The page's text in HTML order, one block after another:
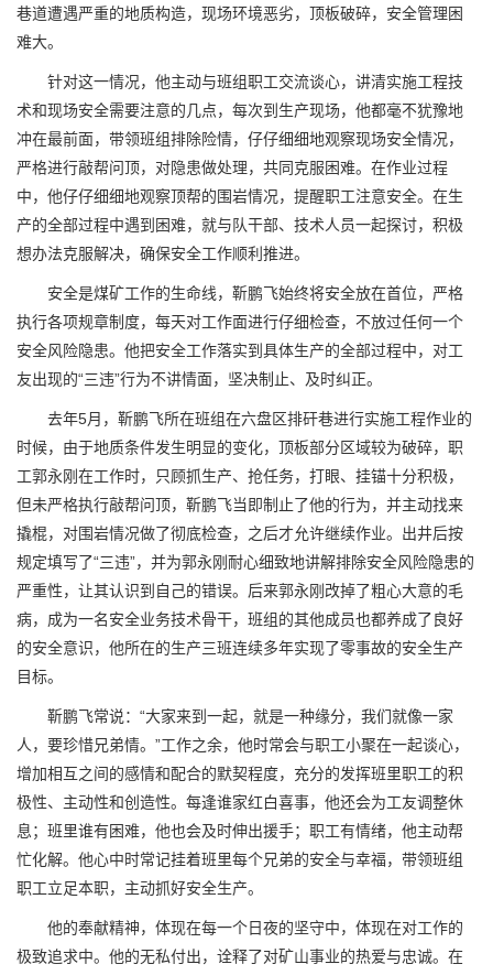
巷道遭遇严重的地质构造，现场环境恶劣，顶板破碎，安全管理困
难大。
针对这一情况，他主动与班组职工交流谈心，讲清实施工程技
术和现场安全需要注意的几点，每次到生产现场，他都毫不犹豫地
冲在最前面，带领班组排除险情，仔仔细细地观察现场安全情况，
严格进行敲帮问顶，对隐患做处理，共同克服困难。在作业过程
中，他仔仔细细地观察顶帮的围岩情况，提醒职工注意安全。在生
产的全部过程中遇到困难，就与队干部、技术人员一起探讨，积极
想办法克服解决，确保安全工作顺利推进。
安全是煤矿工作的生命线，靳鹏飞始终将安全放在首位，严格
执行各项规章制度，每天对工作面进行仔细检查，不放过任何一个
安全风险隐患。他把安全工作落实到具体生产的全部过程中，对工
友出现的“三违”行为不讲情面，坚决制止、及时纠正。
去年5月，靳鹏飞所在班组在六盘区排矸巷进行实施工程作业的
时候，由于地质条件发生明显的变化，顶板部分区域较为破碎，职
工郭永刚在工作时，只顾抓生产、抢任务，打眼、挂锚十分积极，
但未严格执行敲帮问顶，靳鹏飞当即制止了他的行为，并主动找来
撬棍，对围岩情况做了彻底检查，之后才允许继续作业。出井后按
规定填写了“三违”，并为郭永刚耐心细致地讲解排除安全风险隐患的
严重性，让其认识到自己的错误。后来郭永刚改掉了粗心大意的毛
病，成为一名安全业务技术骨干，班组的其他成员也都养成了良好
的安全意识，他所在的生产三班连续多年实现了零事故的安全生产
目标。
靳鹏飞常说：“大家来到一起，就是一种缘分，我们就像一家
人，要珍惜兄弟情。”工作之余，他时常会与职工小聚在一起谈心，
增加相互之间的感情和配合的默契程度，充分的发挥班里职工的积
极性、主动性和创造性。每逢谁家红白喜事，他还会为工友调整休
息；班里谁有困难，他也会及时伸出援手；职工有情绪，他主动帮
忙化解。他心中时常记挂着班里每个兄弟的安全与幸福，带领班组
职工立足本职，主动抓好安全生产。
他的奉献精神，体现在每一个日夜的坚守中，体现在对工作的
极致追求中。他的无私付出，诠释了对矿山事业的热爱与忠诚。在